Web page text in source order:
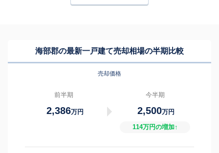
海部郡の最新一戸建て売却相場の半期比較
売却価格
前半期
2,386万円
今半期
2,500万円
114万円の増加↑